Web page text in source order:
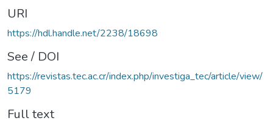
URI
https://hdl.handle.net/2238/18698
See / DOI
https://revistas.tec.ac.cr/index.php/investiga_tec/article/view/
5179
Full text